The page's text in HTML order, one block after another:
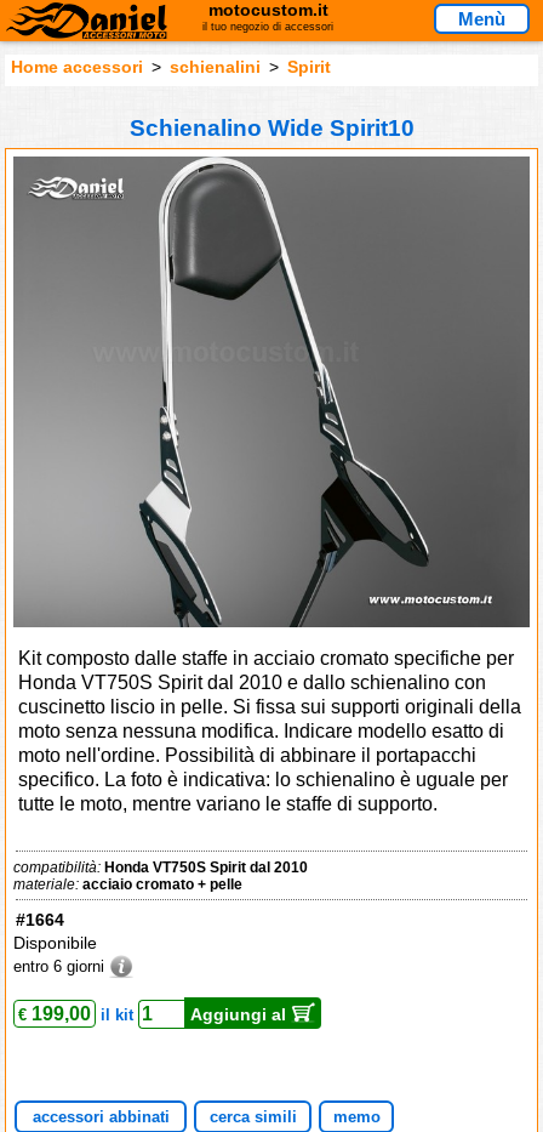
motocustom.it
il tuo negozio di accessori Menù
Home accessori > schienalini > Spirit
Schienalino Wide Spirit10
Kit composto dalle staffe in acciaio cromato specifiche per
Honda VT750S Spirit dal 2010 e dallo schienalino con
cuscinetto liscio in pelle. Si fissa sui supporti originali della
moto senza nessuna modifica. Indicare modello esatto di
moto nell'ordine. Possibilità di abbinare il portapacchi
specifico. La foto è indicativa: lo schienalino è uguale per
tutte le moto, mentre variano le staffe di supporto.
compatibilità:Honda VT750S Spirit dal 2010
materiale:acciaio cromato + pelle
#1664
Disponibile
entro 6 giorni
€ 199,00 il kit Aggiungi al
accessori abbinati cerca simili memo